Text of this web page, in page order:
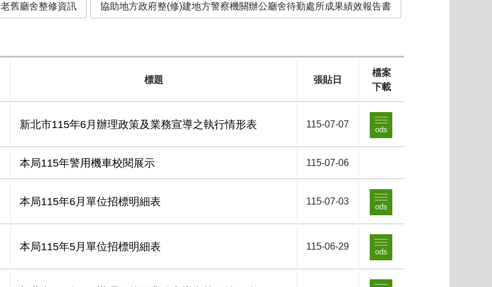
老舊廳舍整修資訊 協助地方政府整(修)建地方警察機關辦公廳舍待勤處所成果績效報告書
標題 張貼日
檔案
下載
新北市115年6月辦理政策及業務宣導之執行情形表 115-07-07
ods
本局115年警用機車校閱展示 115-07-06
本局115年6月單位招標明細表 115-07-03
ods
本局115年5月單位招標明細表 115-06-29
ods